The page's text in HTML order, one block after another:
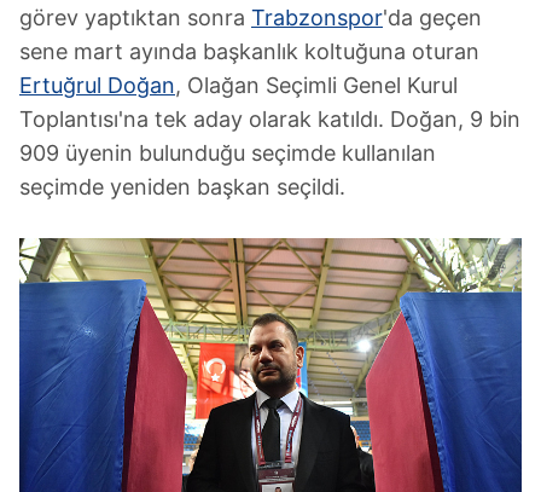
görev yaptıktan sonra Trabzonspor'da geçen
sene mart ayında başkanlık koltuğuna oturan
Ertuğrul Doğan, Olağan Seçimli Genel Kurul
Toplantısı'na tek aday olarak katıldı. Doğan, 9 bin
909 üyenin bulunduğu seçimde kullanılan
seçimde yeniden başkan seçildi.